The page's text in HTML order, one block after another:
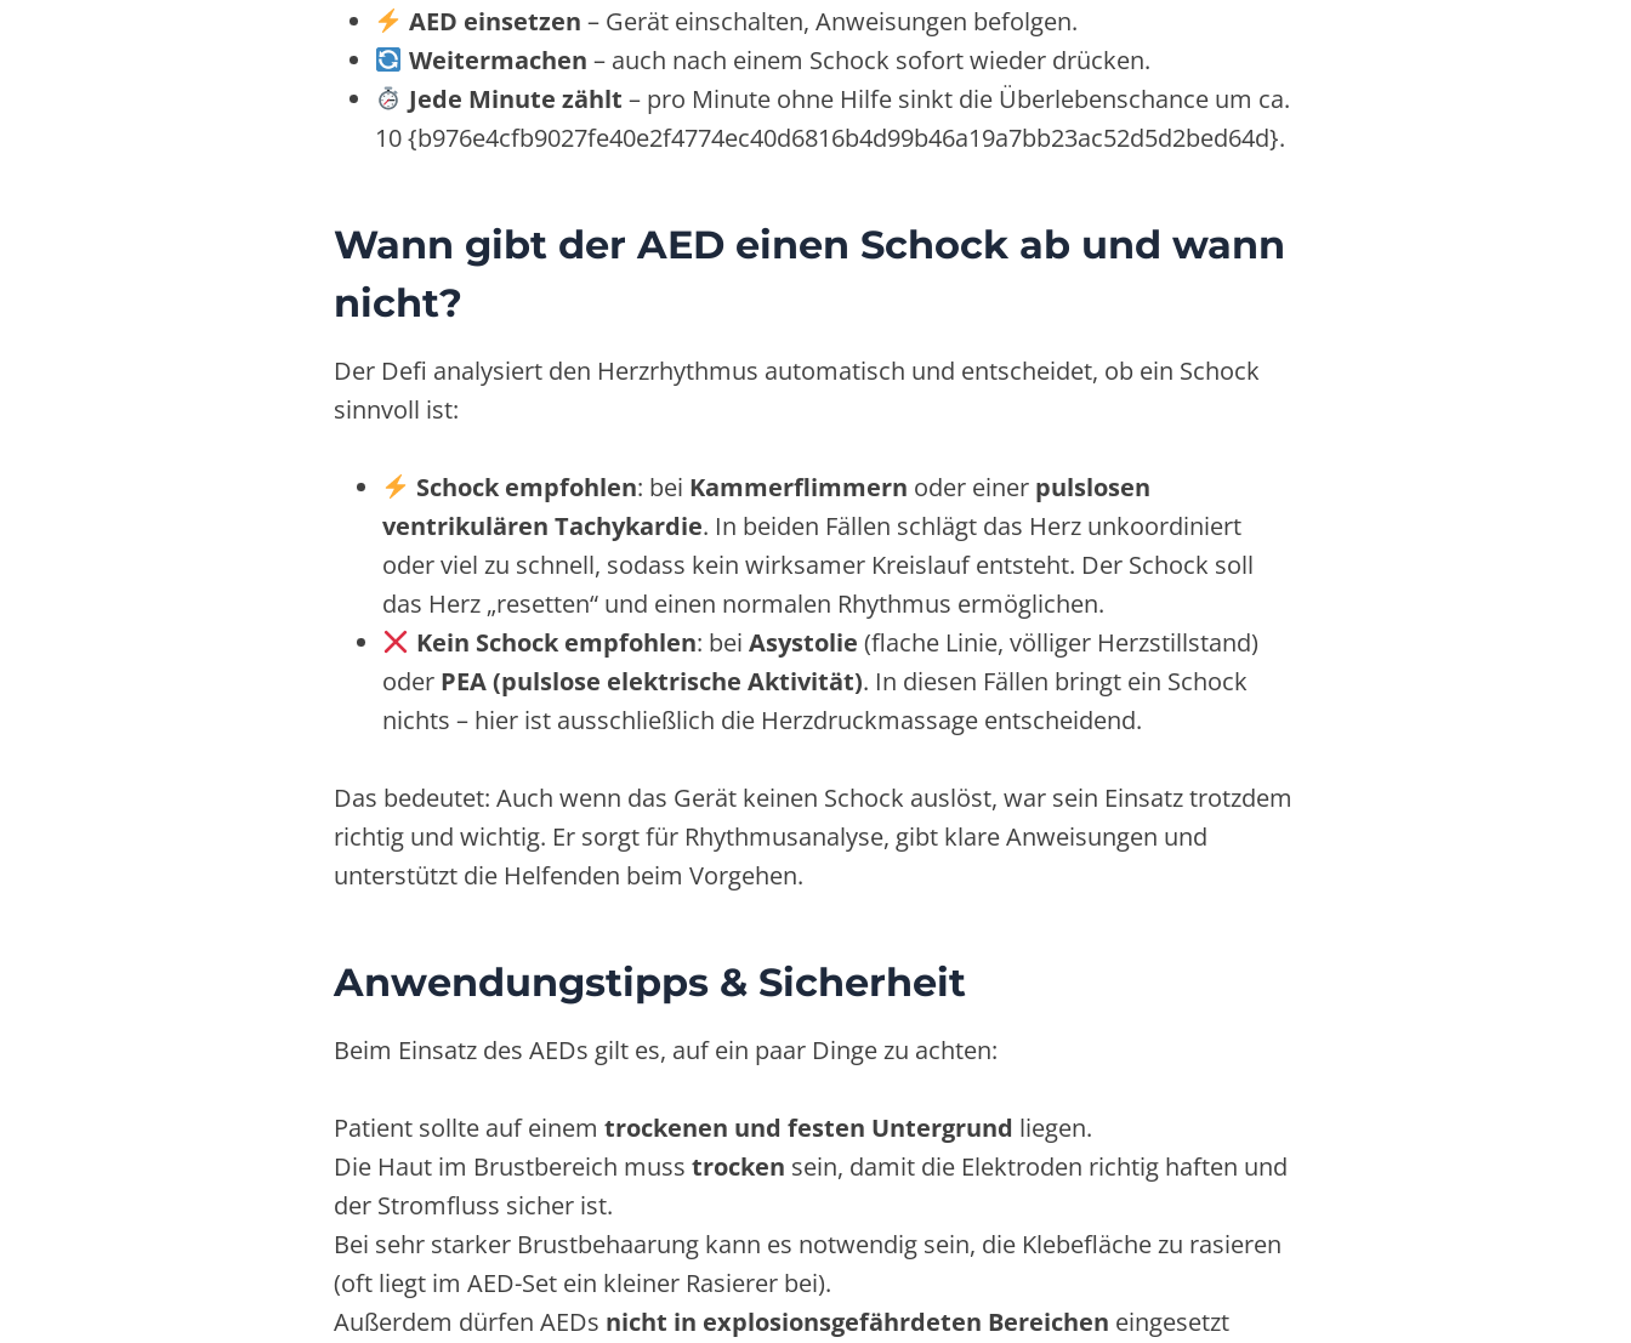
AED einsetzen – Gerät einschalten, Anweisungen befolgen.
Weitermachen – auch nach einem Schock sofort wieder drücken.
Jede Minute zählt – pro Minute ohne Hilfe sinkt die Überlebenschance um ca.
10 {b976e4cfb9027fe40e2f4774ec40d6816b4d99b46a19a7bb23ac52d5d2bed64d}.
Wann gibt der AED einen Schock ab und wann
nicht?
Der Defi analysiert den Herzrhythmus automatisch und entscheidet, ob ein Schock
sinnvoll ist:
Schock empfohlen: bei Kammerflimmern oder einer puls­losen
ventrikulären Tachykardie. In beiden Fällen schlägt das Herz unkoordiniert
oder viel zu schnell, sodass kein wirksamer Kreislauf entsteht. Der Schock soll
das Herz „resetten“ und einen normalen Rhythmus ermöglichen.
Kein Schock empfohlen: bei Asystolie (flache Linie, völliger Herzstillstand)
oder PEA (pulslose elektrische Aktivität). In diesen Fällen bringt ein Schock
nichts – hier ist ausschließlich die Herzdruckmassage entscheidend.
Das bedeutet: Auch wenn das Gerät keinen Schock auslöst, war sein Einsatz trotzdem
richtig und wichtig. Er sorgt für Rhythmusanalyse, gibt klare Anweisungen und
unterstützt die Helfenden beim Vorgehen.
Anwendungstipps & Sicherheit
Beim Einsatz des AEDs gilt es, auf ein paar Dinge zu achten:
Patient sollte auf einem trockenen und festen Untergrund liegen.
Die Haut im Brustbereich muss trocken sein, damit die Elektroden richtig haften und
der Stromfluss sicher ist.
Bei sehr starker Brustbehaarung kann es notwendig sein, die Klebefläche zu rasieren
(oft liegt im AED-Set ein kleiner Rasierer bei).
Außerdem dürfen AEDs nicht in explosionsgefährdeten Bereichen eingesetzt